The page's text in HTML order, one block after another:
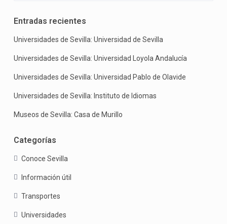
Entradas recientes
Universidades de Sevilla: Universidad de Sevilla
Universidades de Sevilla: Universidad Loyola Andalucía
Universidades de Sevilla: Universidad Pablo de Olavide
Universidades de Sevilla: Instituto de Idiomas
Museos de Sevilla: Casa de Murillo
Categorías
Conoce Sevilla
Información útil
Transportes
Universidades